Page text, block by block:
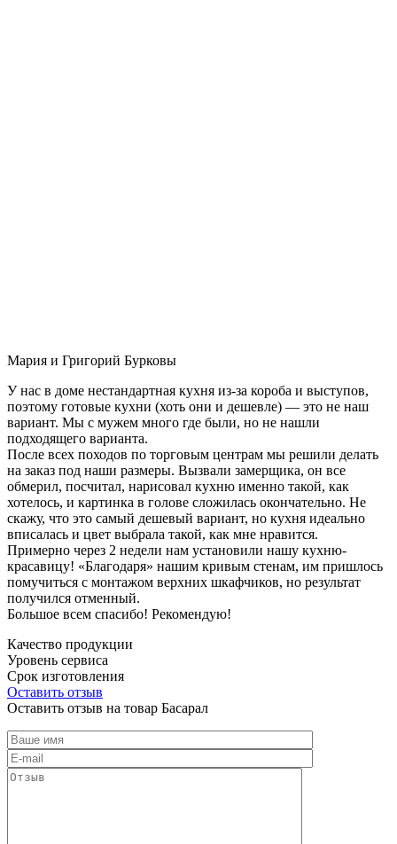
Мария и Григорий Бурковы
У нас в доме нестандартная кухня из-за короба и выступов,
поэтому готовые кухни (хоть они и дешевле) — это не наш
вариант. Мы с мужем много где были, но не нашли
подходящего варианта.
После всех походов по торговым центрам мы решили делать
на заказ под наши размеры. Вызвали замерщика, он все
обмерил, посчитал, нарисовал кухню именно такой, как
хотелось, и картинка в голове сложилась окончательно. Не
скажу, что это самый дешевый вариант, но кухня идеально
вписалась и цвет выбрала такой, как мне нравится.
Примерно через 2 недели нам установили нашу кухню-
красавицу! «Благодаря» нашим кривым стенам, им пришлось
помучиться с монтажом верхних шкафчиков, но результат
получился отменный.
Большое всем спасибо! Рекомендую!
Качество продукции
Уровень сервиса
Срок изготовления
Оставить отзыв
Оставить отзыв на товар Басарал